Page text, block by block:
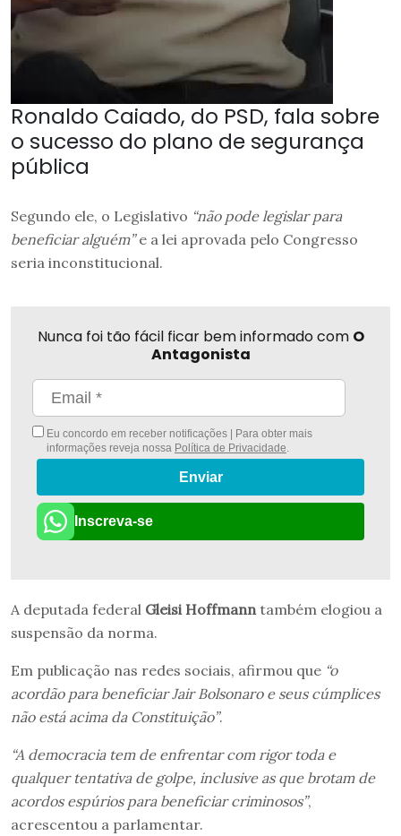
Ronaldo Caiado, do PSD, fala sobre
o sucesso do plano de segurança
pública
Segundo ele, o Legislativo “não pode legislar para
beneficiar alguém”e a lei aprovada pelo Congresso
seria inconstitucional.
Nunca foi tão fácil ficar bem informado com O
Antagonista
Eu concordo em receber notificações | Para obter mais
informações reveja nossa Política de Privacidade.
Enviar
Inscreva-se
A deputada federal Gleisi Hoffmann também elogiou a
suspensão da norma.
Em publicação nas redes sociais, afirmou que “o
acordão para beneficiar Jair Bolsonaro e seus cúmplices
não está acima da Constituição”.
“A democracia tem de enfrentar com rigor toda e
qualquer tentativa de golpe, inclusive as que brotam de
acordos espúrios para beneficiar criminosos”,
acrescentou a parlamentar.